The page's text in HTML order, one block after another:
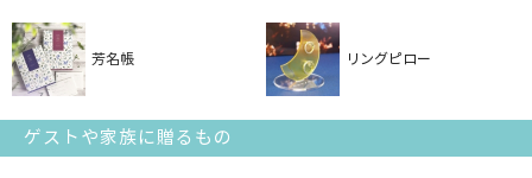
芳名帳 リングピロー
ゲストや家族に贈るもの